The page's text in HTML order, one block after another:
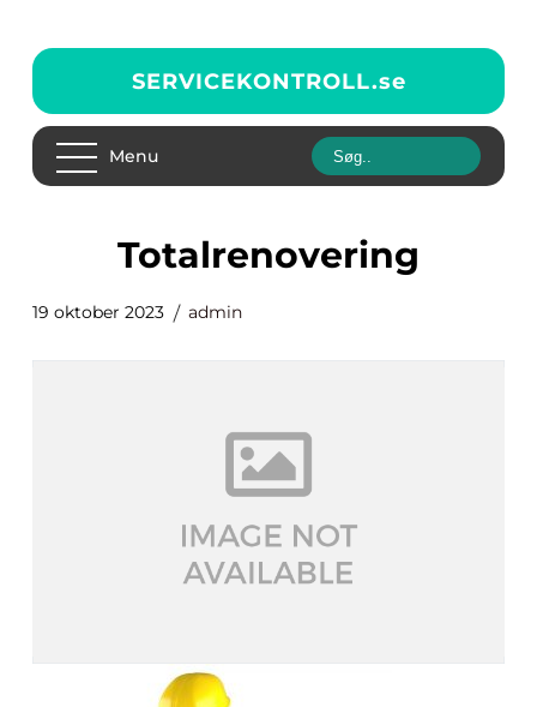
SERVICEKONTROLL.se
Menu
totalrenovering
19 oktober 2023 admin